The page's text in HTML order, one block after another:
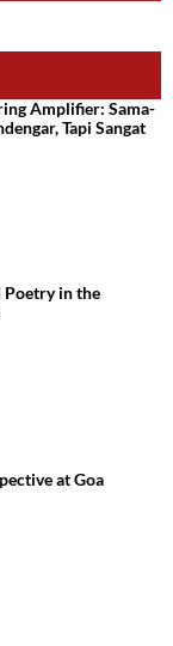
Amplifier: Sama-
Tapi Sangat
Poetry in the
at Goa